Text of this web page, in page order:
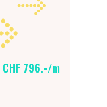
CHF 796.-/m